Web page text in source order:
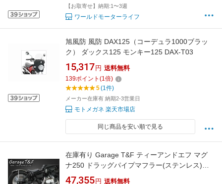
【お取寄せ】納期:1〜3週
ワールドモーターライフ
旭風防 風防 DAX125（コーデュラ1000ブラッ
ク） ダックス125 モンキー125 DAX-T03
15,317 円 送料無料
139ポイント (1倍)
5(1件)
メーカー在庫有 納期2-3営業日
モトメガネ 楽天市場店
同じ商品を安い順で見る
在庫有り Garage T&F ティーアンドエフ マグ
ナ250 ドラッグパイプマフラー(ステンレス)タ
イプ1 MG250ML02
47,355 円 送料無料